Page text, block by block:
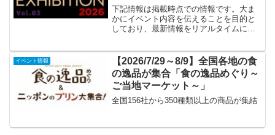
市街”」
下記情報は掲載時点での情報です。大ま
かにイベント内容を伝えることを目的と
しており、最新情報をリアルタイムに発
アカウントなどでご確認ください。イベ
ント名HAKODA...
イベント情報
【2026/7/29～8/9】全国各地の食
の逸品が集合「食の逸品めぐり～
ご当地マーケット～」
全国156社から350種類以上の商品が集結